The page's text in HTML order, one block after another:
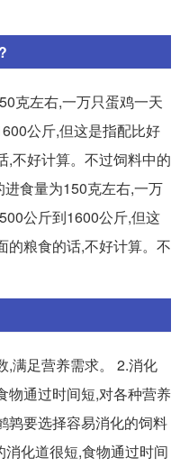
克左右,一万只蛋鸡一天
公斤,但这是指配比好
,不好计算。不过饲料中的
食量为150克左右,一万
公斤到1600公斤,但这
的粮食的话,不好计算。不
,满足营养需求。 2.消化
物通过时间短,对各种营养
鹑要选择容易消化的饲料
化道很短,食物通过时间